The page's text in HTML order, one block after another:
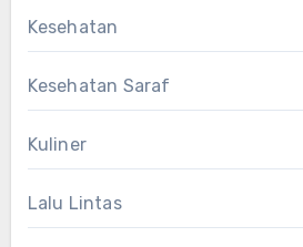
Kesehatan
Kesehatan Saraf
Kuliner
Lalu Lintas